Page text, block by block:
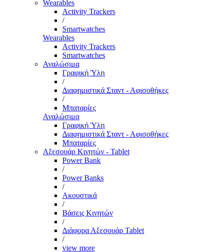
Wearables
Activity Trackers
/
Smartwatches
Wearables
Activity Trackers
Smartwatches
Αναλώσιμα
Γραφική Ύλη
/
Διαφημιστικά Σταντ - Αφισοθήκες
/
Μπαταρίες
Αναλώσιμα
Γραφική Ύλη
Διαφημιστικά Σταντ - Αφισοθήκες
Μπαταρίες
Αξεσουάρ Κινητών - Tablet
Power Bank
/
Power Banks
/
Ακουστικά
/
Βάσεις Κινητών
/
Διάφορα Αξεσουάρ Tablet
/
view more